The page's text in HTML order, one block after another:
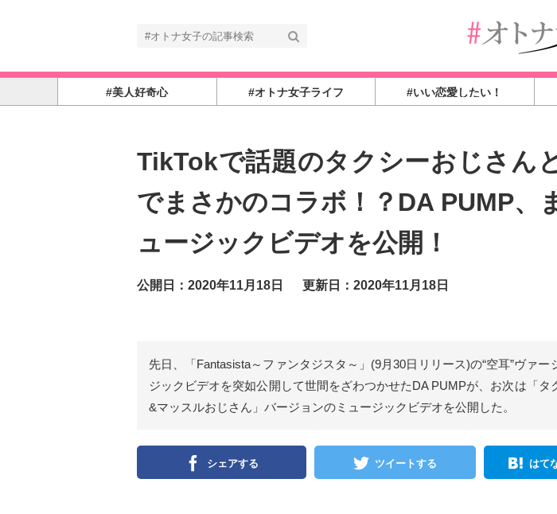
#美人好奇心 #オトナ女子ライフ #いい恋愛したい！
TikTokで話題のタクシーおじさん
でまさかのコラボ！？DA PUMP、
ュージックビデオを公開！
公開日：2020年11月18日 更新日：2020年11月18日
先日、「Fantasista～ファンタジスタ～」(9月30日リリース)の“空耳”ヴァー
ジックビデオを突如公開して世間をざわつかせたDA PUMPが、お次は「タ
&マッスルおじさん」バージョンのミュージックビデオを公開した。
シェアする ツイートする はて